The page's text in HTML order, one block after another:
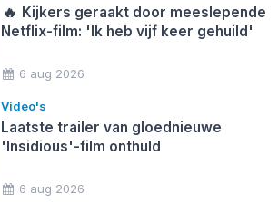
🔥 Kijkers geraakt door meeslepende
Netflix-film: 'Ik heb vijf keer gehuild'
6 aug 2026
Video's
Laatste trailer van gloednieuwe
'Insidious'-film onthuld
6 aug 2026